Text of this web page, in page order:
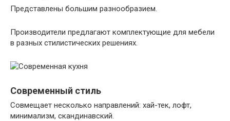
Представлены большим разнообразием.
Производители предлагают комплектующие для мебели
в разных стилистических решениях.
Современный стиль
Совмещает несколько направлений: хай-тек, лофт,
минимализм, скандинавский.